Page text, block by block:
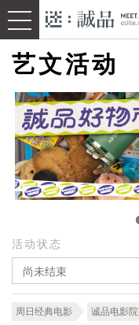
艺文活动
活动状态
尚未结束
周日经典电影 诚品电影院